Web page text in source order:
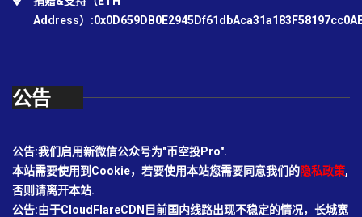
Address）
公告
公告:我们启用新微信公众号为"币空投Pro".
本站需要使用到Cookie，若要使用本站您需要同意我们的隐私政策,
否则请离开本站.
公告:由于CloudFlareCDN目前国内线路出现不稳定的情况，长城宽